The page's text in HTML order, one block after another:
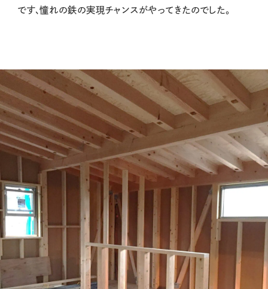
です、憧れの鉄の実現チャンスがやってきたのでした。